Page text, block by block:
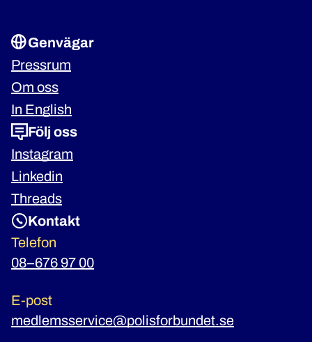
Genvägar
Pressrum
Om oss
In English
Följ oss
Instagram
Linkedin
Threads
Kontakt
Telefon
08–676 97 00
E-post
medlemsservice@polisforbundet.se